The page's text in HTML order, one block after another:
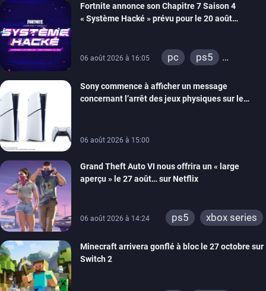
switch 2
Fortnite annonce son Chapitre 7 Saison 4
« Système Hacké » prévu pour le 20 août
06 août 2026 à 16:05 pc
ps5
switch
ios
android
ps4
Sony commence à afficher un message
concernant l’arrêt des jeux physiques sur le
06 août 2026 à 15:00
Grand Theft Auto VI nous offrira un « large
aperçu » le 27 août… sur Netflix
06 août 2026 à 14:24 ps5 xbox series
Minecraft arrivera gonflé à bloc le 27 octobre sur
Switch 2